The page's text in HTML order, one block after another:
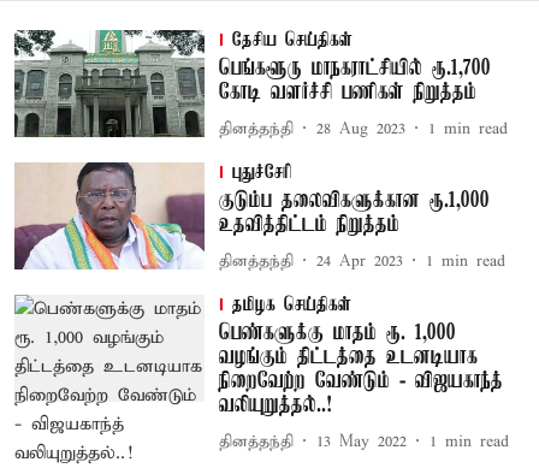
தேசிய செய்திகள்
பெங்களூரு மாநகராட்சியில் ரூ.1,700
கோடி வளர்ச்சி பணிகள் நிறுத்தம்
தினத்தந்தி 28 Aug 2023 1 min read
புதுச்சேரி
குடும்ப தலைவிகளுக்கான ரூ.1,000
உதவித்திட்டம் நிறுத்தம்
தினத்தந்தி 24 Apr 2023 1 min read
தமிழக செய்திகள்
பெண்களுக்கு மாதம் ரூ. 1,000
வழங்கும் திட்டத்தை உடனடியாக
நிறைவேற்ற வேண்டும் - விஜயகாந்த்
வலியுறுத்தல்..!
தினத்தந்தி 13 May 2022 1 min read